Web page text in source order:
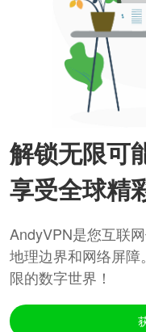
解锁无限可
享受全球精
AndyVPN是您互联
地理边界和网络屏
限的数字世界！